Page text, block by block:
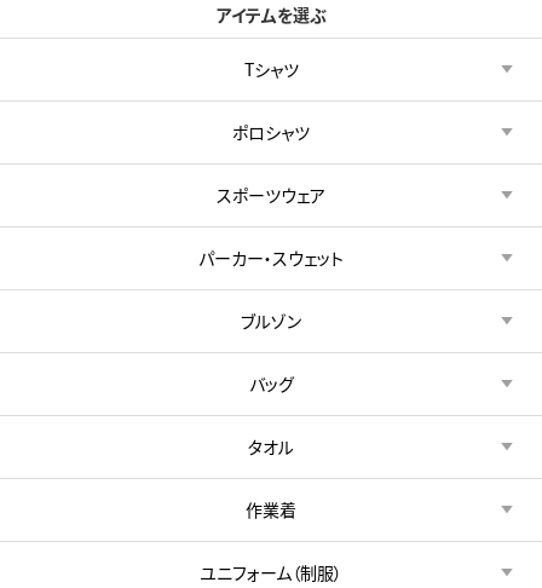
アイテムを選ぶ
Tシャツ
ポロシャツ
スポーツウェア
パーカー・スウェット
ブルゾン
バッグ
タオル
作業着
ユニフォーム（制服）